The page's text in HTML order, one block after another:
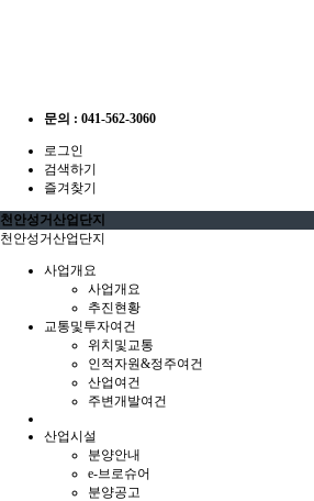
문의 : 041-562-3060
로그인
검색하기
즐겨찾기
천안성거산업단지
천안성거산업단지
사업개요
사업개요
추진현황
교통및투자여건
위치및교통
인적자원&정주여건
산업여건
주변개발여건
산업시설
분양안내
e-브로슈어
분양공고